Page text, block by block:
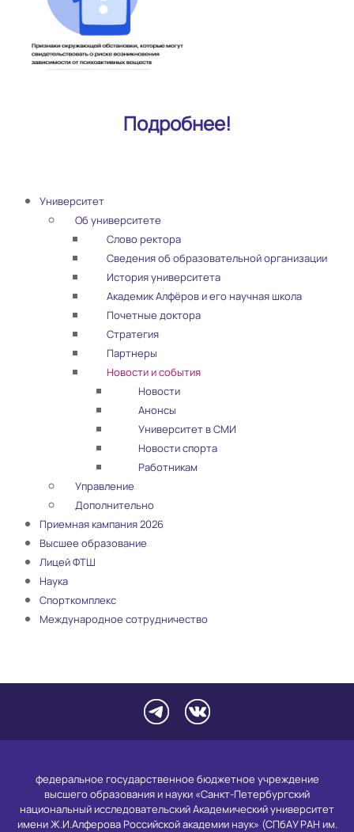
Подробнее!
Университет
Об университете
Слово ректора
Сведения об образовательной организации
История университета
Академик Алфёров и его научная школа
Почетные доктора
Стратегия
Партнеры
Новости и события
Новости
Анонсы
Университет в СМИ
Новости спорта
Работникам
Управление
Дополнительно
Приемная кампания 2026
Высшее образование
Лицей ФТШ
Наука
Спорткомплекс
Международное сотрудничество
федеральное государственное бюджетное учреждение
высшего образования и науки «Санкт-Петербургский
национальный исследовательский Академический университет
имени Ж.И.Алферова Российской академии наук» (СПбАУ РАН им.